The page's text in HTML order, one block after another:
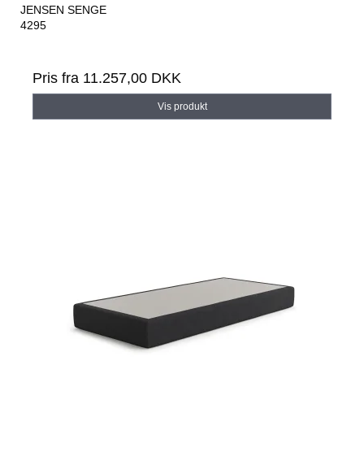
JENSEN SENGE
4295
Pris fra 11.257,00 DKK
Vis produkt